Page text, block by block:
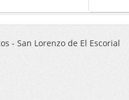
- San Lorenzo de El Escorial